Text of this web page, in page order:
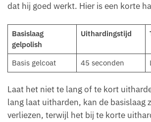
dat hij goed werkt. Hier is een korte
Basislaag
gelpolish
Uithardingstijd
Basis gelcoat 45 seconden
Laat het niet te lang of te kort
lang laat uitharden, kan de basislaag
verliezen, terwijl het bij te korte